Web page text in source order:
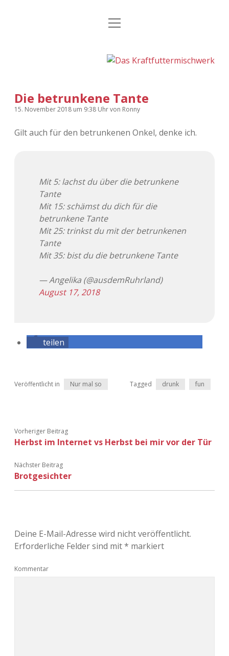
Kategorien
Doku
Täglicher Sinnwahn
Instagrams
Adventskalender 2012
Adventskalender 2015
Adventskalender 2021
Adventskalender 2023
facebook
instagram
rss soundcloud
vimeoBluesky
Menü
Die betrunkene Tante
15. November 2018 um 9:38 Uhrvon Ronny
Gilt auch für den betrunkenen Onkel, denke ich.
Mit 5: lachst du über die betrunkene
Tante
Mit 15: schämst du dich für die
betrunkene Tante
Mit 25: trinkst du mit der betrunkenen
Tante
Mit 35: bist du die betrunkene Tante
— Angelika (@ausdemRuhrland)
August 17, 2018
teilen
Veröffentlicht in Nur mal so Tagged drunk fun
Vorheriger Beitrag
Herbst im Internet vs Herbst bei mir vor der Tür
Nächster Beitrag
Brotgesichter
Deine E-Mail-Adresse wird nicht veröffentlicht.
Erforderliche Felder sind mit* markiert
Kommentar